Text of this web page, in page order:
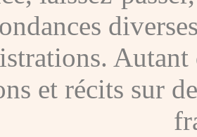
Autant
et récits sur